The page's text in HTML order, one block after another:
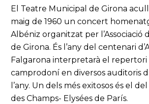
El Teatre Municipal de Girona
maig de 1960 un concert
Albéniz organitzat per l’Associació
de Girona. És l’any del centenari
Falgarona interpretarà el repertori
camprodoní en diversos auditoris
l’any. Un dels més exitosos és el
des Champs- Elysées de París.